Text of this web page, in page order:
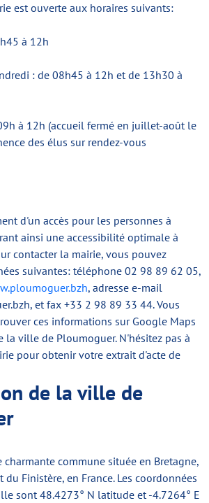
est ouverte aux horaires suivants:
à 12h
: de 08h45 à 12h et de 13h30 à
à 12h (accueil fermé en juillet-août le
des élus sur rendez-vous
d'un accès pour les personnes à
ainsi une accessibilité optimale à
contacter la mairie, vous pouvez
suivantes: téléphone 02 98 89 62 05,
, adresse e-mail
, et fax +33 2 98 89 33 44. Vous
ces informations sur Google Maps
la ville de Ploumoguer. N'hésitez pas à
pour obtenir votre extrait d'acte de
de la ville de
commune située en Bretagne,
Finistère, en France. Les coordonnées
sont 48.4273° N latitude et -4.7264° E